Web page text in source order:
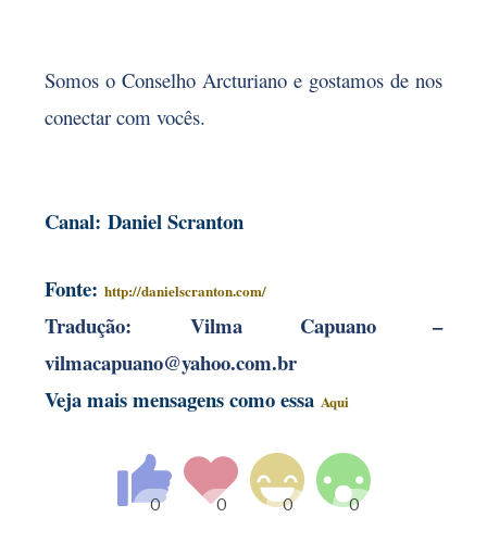
Somos o Conselho Arcturiano e gostamos de nos
conectar com vocês.
Canal: Daniel Scranton
Fonte: http://danielscranton.com/
Tradução: Vilma Capuano –
vilmacapuano@yahoo.com.br
Veja mais mensagens como essa Aqui